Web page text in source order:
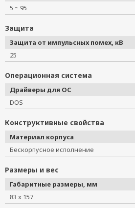
5 ~ 95
Защита
Защита от импульсных помех, кВ
25
Операционная система
Драйверы для ОС
DOS
Конструктивные свойства
Материал корпуса
Бескорпусное исполнение
Размеры и вес
Габаритные размеры, мм
83 x 157